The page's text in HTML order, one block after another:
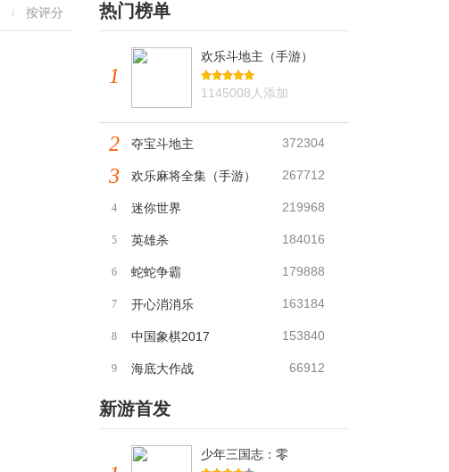
按评分 热门榜单
1
欢乐斗地主（手游）
1145008人添加
2 夺宝斗地主 372304
3 欢乐麻将全集（手游） 267712
4 迷你世界 219968
5 英雄杀 184016
6 蛇蛇争霸 179888
7 开心消消乐 163184
8 中国象棋2017 153840
9 海底大作战 66912
新游首发
少年三国志：零